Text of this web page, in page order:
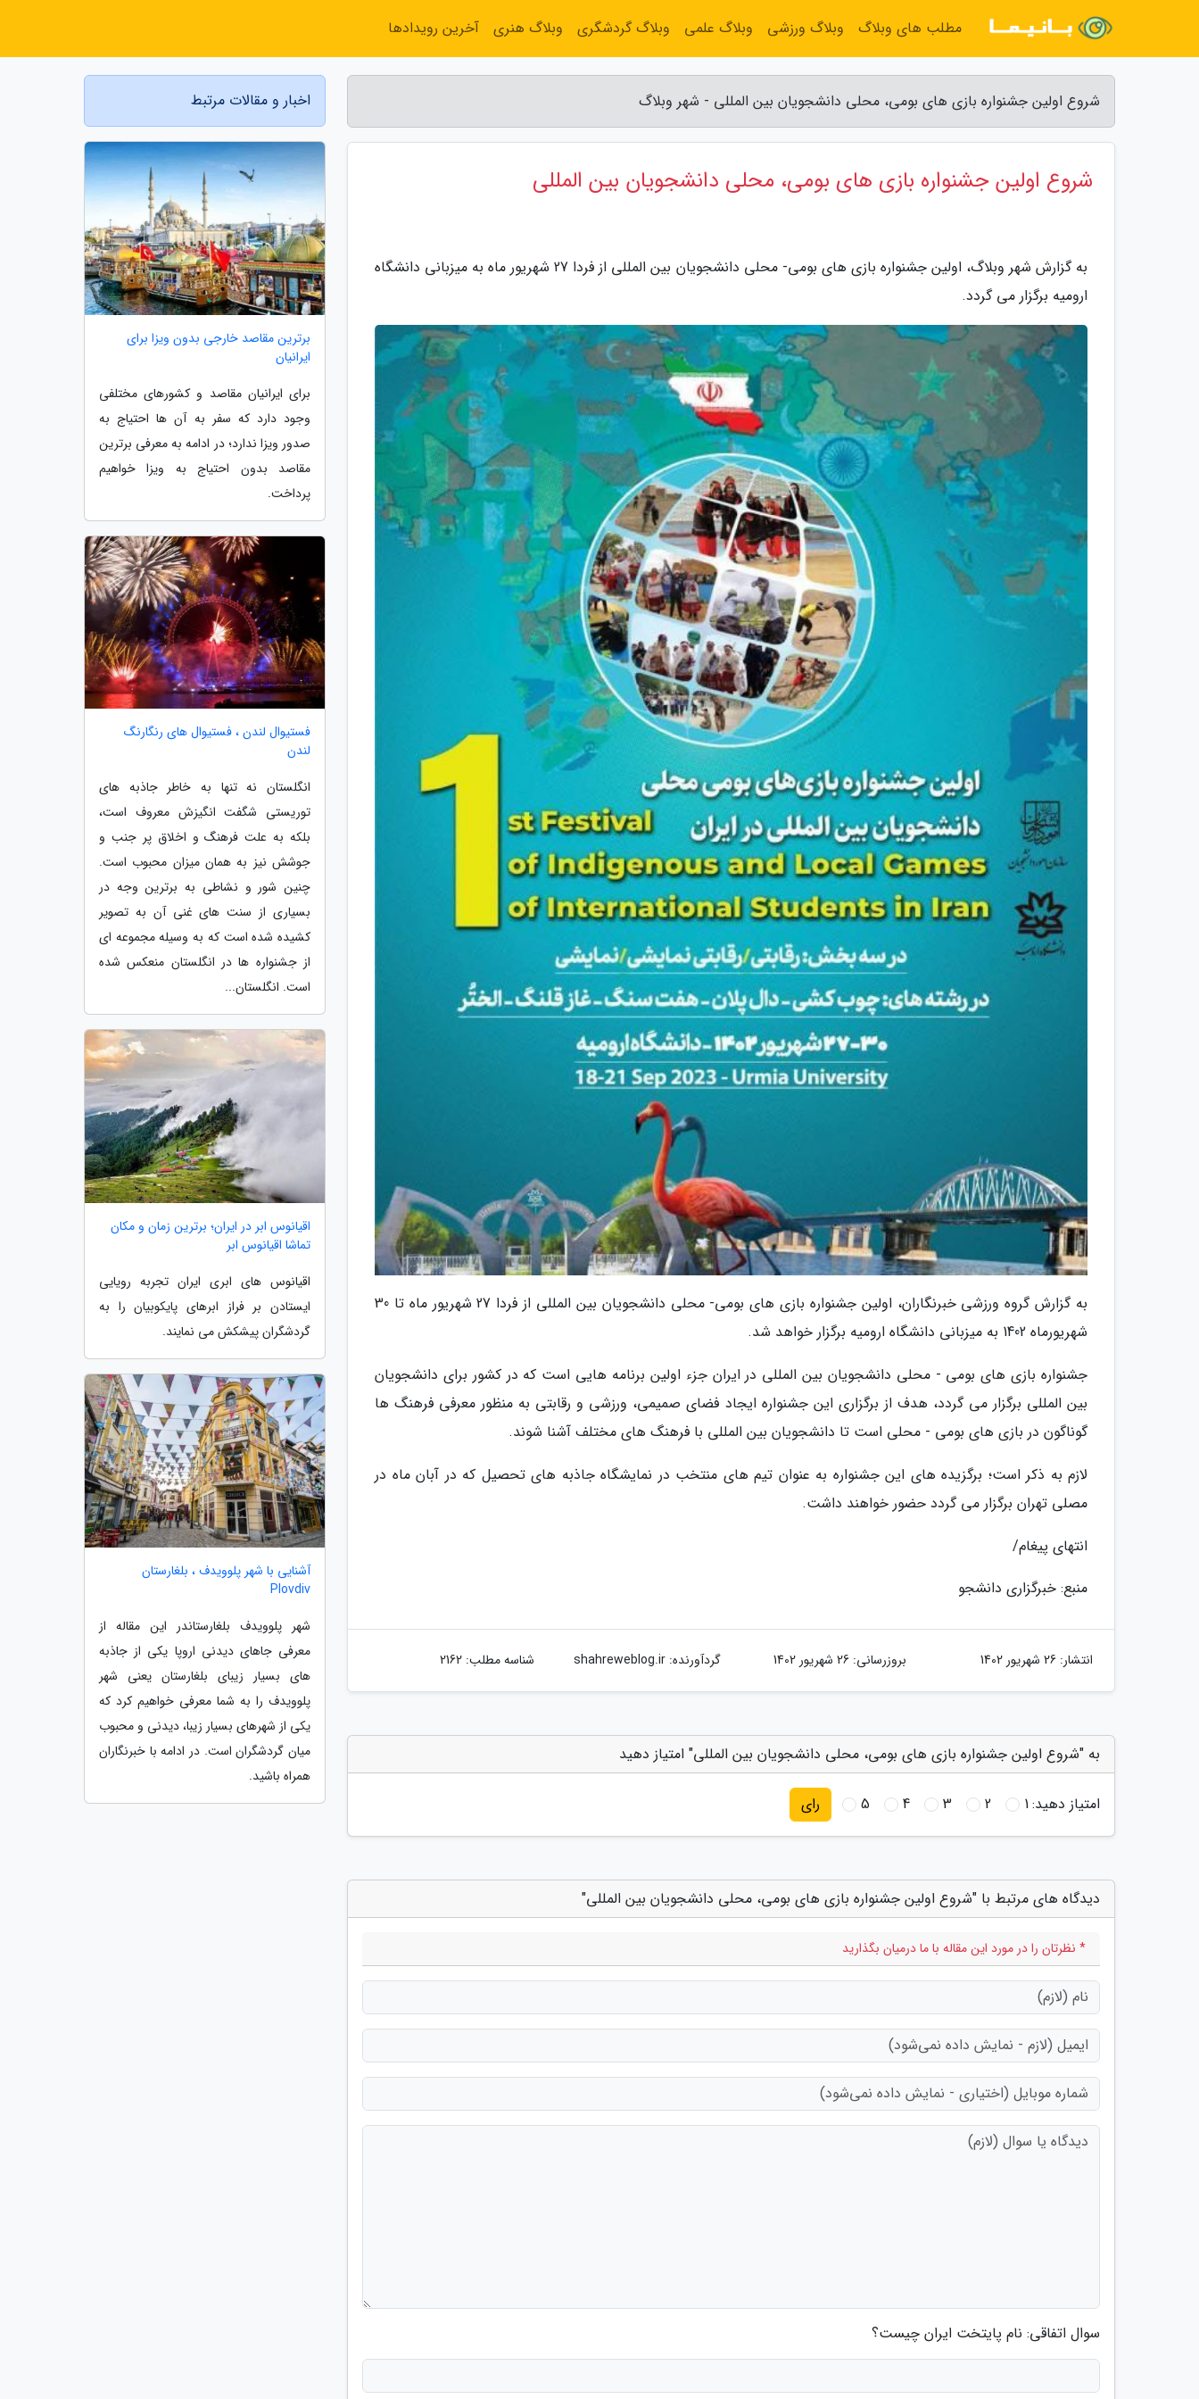
شروع اولین جشنواره بازی های بومی، محلی دانشجویان بین المللی - شهر وبلاگ
شروع اولین جشنواره بازی های بومی، محلی دانشجویان بین المللی
به گزارش شهر وبلاگ، اولین جشنواره بازی های بومی- محلی دانشجویان بین المللی از فردا 27 شهریور ماه به میزبانی دانشگاه
ارومیه برگزار می گردد.
به گزارش گروه ورزشی خبرنگاران، اولین جشنواره بازی های بومی- محلی دانشجویان بین المللی از فردا 27 شهریور ماه تا 30
شهریورماه 1402 به میزبانی دانشگاه ارومیه برگزار خواهد شد.
جشنواره بازی های بومی - محلی دانشجویان بین المللی در ایران جزء اولین برنامه هایی است که در کشور برای دانشجویان
بین المللی برگزار می گردد، هدف از برگزاری این جشنواره ایجاد فضای صمیمی، ورزشی و رقابتی به منظور معرفی فرهنگ ها
گوناگون در بازی های بومی - محلی است تا دانشجویان بین المللی با فرهنگ های مختلف آشنا شوند.
لازم به ذکر است؛ برگزیده های این جشنواره به عنوان تیم های منتخب در نمایشگاه جاذبه های تحصیل که در آبان ماه در
مصلی تهران برگزار می گردد حضور خواهند داشت.
انتهای پیغام/
منبع: خبرگزاری دانشجو
انتشار: 26 شهریور 1402 بروزرسانی: 26 شهریور 1402 گردآورنده:shahreweblog.ir شناسه مطلب: 2162
به "شروع اولین جشنواره بازی های بومی، محلی دانشجویان بین المللی" امتیاز دهید
امتیاز دهید:1
2
3
4
5 رای
دیدگاه های مرتبط با "شروع اولین جشنواره بازی های بومی، محلی دانشجویان بین المللی"
* نظرتان را در مورد این مقاله با ما درمیان بگذارید
سوال اتفاقی: نام پایتخت ایران چیست؟
اخبار و مقالات مرتبط
برترین مقاصد خارجی بدون ویزا برای
ایرانیان
برای ایرانیان مقاصد و کشورهای مختلفی
وجود دارد که سفر به آن ها احتیاج به
صدور ویزا ندارد؛ در ادامه به معرفی برترین
مقاصد بدون احتیاج به ویزا خواهیم
پرداخت.
فستیوال لندن ، فستیوال های رنگارنگ
لندن
انگلستان نه تنها به خاطر جاذبه های
توریستی شگفت انگیزش معروف است،
بلکه به علت فرهنگ و اخلاق پر جنب و
جوشش نیز به همان میزان محبوب است.
چنین شور و نشاطی به برترین وجه در
بسیاری از سنت های غنی آن به تصویر
کشیده شده است که به وسیله مجموعه ای
از جشنواره ها در انگلستان منعکس شده
است. انگلستان...
اقیانوس ابر در ایران؛ برترین زمان و مکان
تماشا اقیانوس ابر
اقیانوس های ابری ایران تجربه رویایی
ایستادن بر فراز ابرهای پایکوبیان را به
گردشگران پیشکش می نمایند.
آشنایی با شهر پلوویدف ، بلغارستان
Plovdiv
شهر پلوویدف بلغارستاندر این مقاله از
معرفی جاهای دیدنی اروپا یکی از جاذبه
های بسیار زیبای بلغارستان یعنی شهر
پلوویدف را به شما معرفی خواهیم کرد که
یکی از شهرهای بسیار زیبا، دیدنی و محبوب
میان گردشگران است. در ادامه با خبرنگاران
همراه باشید.
مطلب های وبلاگ وبلاگ ورزشی وبلاگ علمی وبلاگ گردشگری وبلاگ هنری آخرین رویدادها